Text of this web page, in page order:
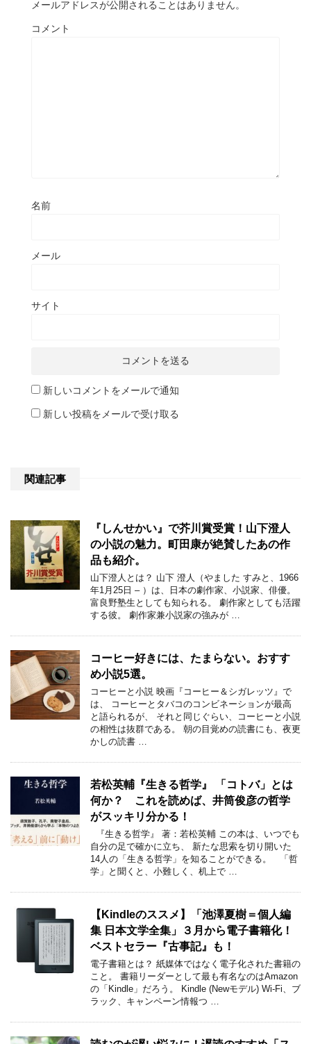
メールアドレスが公開されることはありません。
コメント
名前
メール
サイト
新しいコメントをメールで通知
新しい投稿をメールで受け取る
関連記事
『しんせかい』で芥川賞受賞！山下澄人
の小説の魅力。町田康が絶賛したあの作
品も紹介。
山下澄人とは？ 山下 澄人（やました すみと、1966
年1月25日 – ）は、日本の劇作家、小説家、俳優。
富良野塾生としても知られる。 劇作家としても活躍
する彼。 劇作家兼小説家の強みが …
コーヒー好きには、たまらない。おすす
め小説5選。
コーヒーと小説 映画『コーヒー＆シガレッツ』で
は、 コーヒーとタバコのコンビネーションが最高
と語られるが、 それと同じぐらい、コーヒーと小説
の相性は抜群である。 朝の目覚めの読書にも、夜更
かしの読書 …
若松英輔『生きる哲学』 「コトバ」とは
何か？ これを読めば、井筒俊彦の哲学
がスッキリ分かる！
『生きる哲学』 著：若松英輔 この本は、いつでも
自分の足で確かに立ち、 新たな思索を切り開いた
14人の「生きる哲学」を知ることができる。 「哲
学」と聞くと、小難しく、机上で …
【Kindleのススメ】「池澤夏樹＝個人編
集 日本文学全集」３月から電子書籍化！
ベストセラー『古事記』も！
電子書籍とは？ 紙媒体ではなく電子化された書籍の
こと。 書籍リーダーとして最も有名なのはAmazon
の「Kindle」だろう。 Kindle (Newモデル) Wi-Fi、ブ
ラック、キャンペーン情報つ …